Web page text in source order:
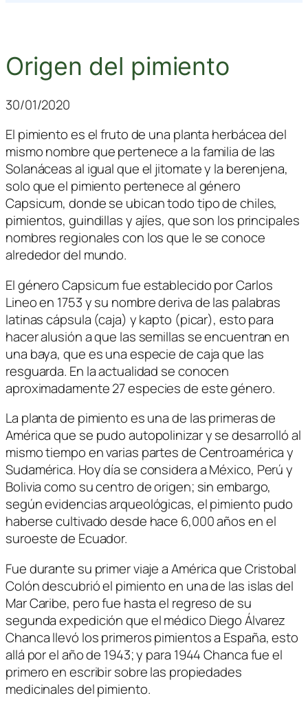
Origen del pimiento
30/01/2020
El pimiento es el fruto de una planta herbácea del
mismo nombre que pertenece a la familia de las
Solanáceas al igual que el jitomate y la berenjena,
solo que el pimiento pertenece al género
Capsicum, donde se ubican todo tipo de chiles,
pimientos, guindillas y ajíes, que son los principales
nombres regionales con los que le se conoce
alrededor del mundo.
El género Capsicum fue establecido por Carlos
Lineo en 1753 y su nombre deriva de las palabras
latinas cápsula (caja) y kapto (picar), esto para
hacer alusión a que las semillas se encuentran en
una baya, que es una especie de caja que las
resguarda. En la actualidad se conocen
aproximadamente 27 especies de este género.
La planta de pimiento es una de las primeras de
América que se pudo autopolinizar y se desarrolló al
mismo tiempo en varias partes de Centroamérica y
Sudamérica. Hoy día se considera a México, Perú y
Bolivia como su centro de origen; sin embargo,
según evidencias arqueológicas, el pimiento pudo
haberse cultivado desde hace 6,000 años en el
suroeste de Ecuador.
Fue durante su primer viaje a América que Cristobal
Colón descubrió el pimiento en una de las islas del
Mar Caribe, pero fue hasta el regreso de su
segunda expedición que el médico Diego Álvarez
Chanca llevó los primeros pimientos a España, esto
allá por el año de 1943; y para 1944 Chanca fue el
primero en escribir sobre las propiedades
medicinales del pimiento.